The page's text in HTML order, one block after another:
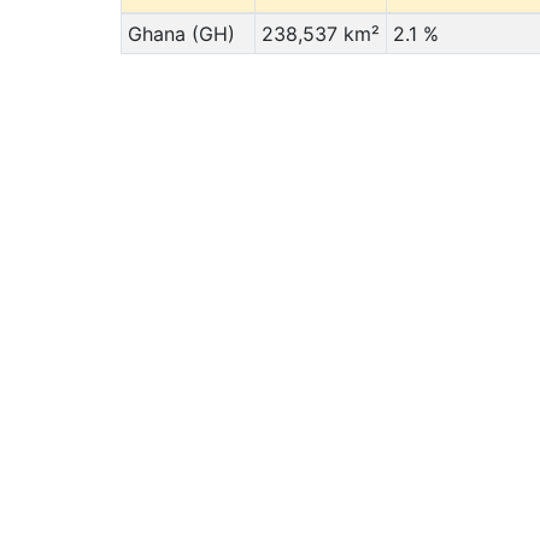
Ghana (GH) 238,537 km² 2.1 %